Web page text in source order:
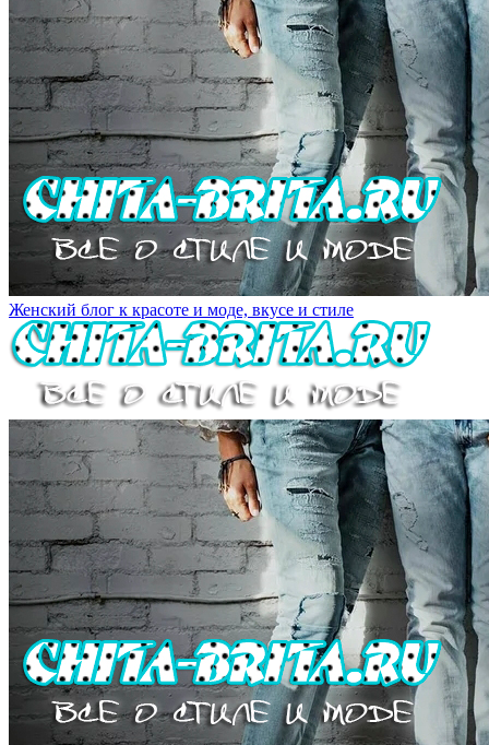
Женский блог к красоте и моде, вкусе и стиле